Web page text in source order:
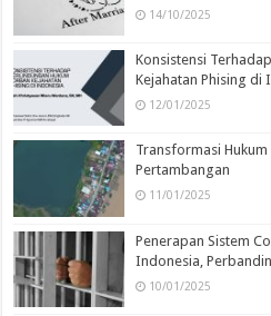
14/10/2025
Konsistensi
Kejahatan Phising di
12/01/2025
Transformasi
Pertambangan
11/01/2025
Penerapan Sistem
Indonesia,
10/01/2025